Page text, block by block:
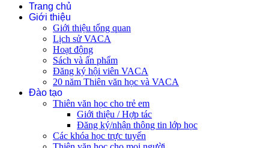
Trang chủ
Giới thiệu
Giới thiệu tổng quan
Lịch sử VACA
Hoạt động
Sách và ấn phẩm
Đăng ký hội viên VACA
20 năm Thiên văn học và VACA
Đào tạo
Thiên văn học cho trẻ em
Giới thiệu / Hợp tác
Đăng ký/nhận thông tin lớp học
Các khóa học trực tuyến